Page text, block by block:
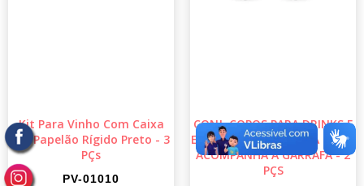
Kit Para Vinho Com Caixa
Em Papelão Rígido Preto - 3
PÇs
PV-01010
CONJ. COPOS PARA DRINKS E
ESPAÇO PARA GARRAFA - NÃO
ACOMPANHA A GARRAFA - 2
PÇS